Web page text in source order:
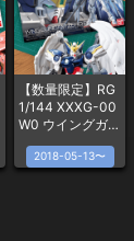
【数量限定】RG
1/144 XXXG-00
W0 ウイングガン
ダムゼロ EW
2018-05-13〜